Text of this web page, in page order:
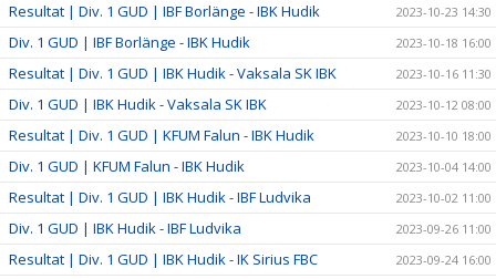
Resultat | Div. 1 GUD | IBF Borlänge - IBK Hudik 2023-10-23 14:30
Div. 1 GUD | IBF Borlänge - IBK Hudik 2023-10-18 16:00
Resultat | Div. 1 GUD | IBK Hudik - Vaksala SK IBK 2023-10-16 11:30
Div. 1 GUD | IBK Hudik - Vaksala SK IBK 2023-10-12 08:00
Resultat | Div. 1 GUD | KFUM Falun - IBK Hudik 2023-10-10 18:00
Div. 1 GUD | KFUM Falun - IBK Hudik 2023-10-04 14:00
Resultat | Div. 1 GUD | IBK Hudik - IBF Ludvika 2023-10-02 11:00
Div. 1 GUD | IBK Hudik - IBF Ludvika 2023-09-26 11:00
Resultat | Div. 1 GUD | IBK Hudik - IK Sirius FBC 2023-09-24 16:00